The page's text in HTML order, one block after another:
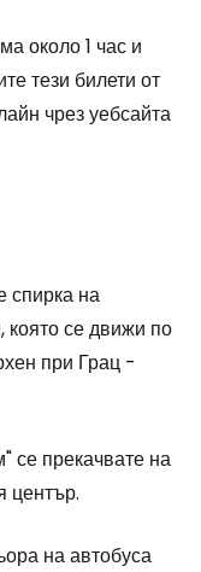
около 1 час и
тези билети от
чрез уебсайта
спирка на
която се движи по
при Грац -
се прекачвате на
център.
на автобуса